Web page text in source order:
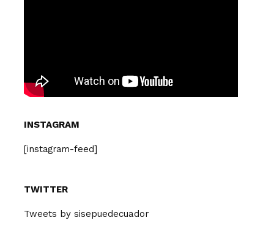
INSTAGRAM
[instagram-feed]
TWITTER
Tweets by sisepuedecuador